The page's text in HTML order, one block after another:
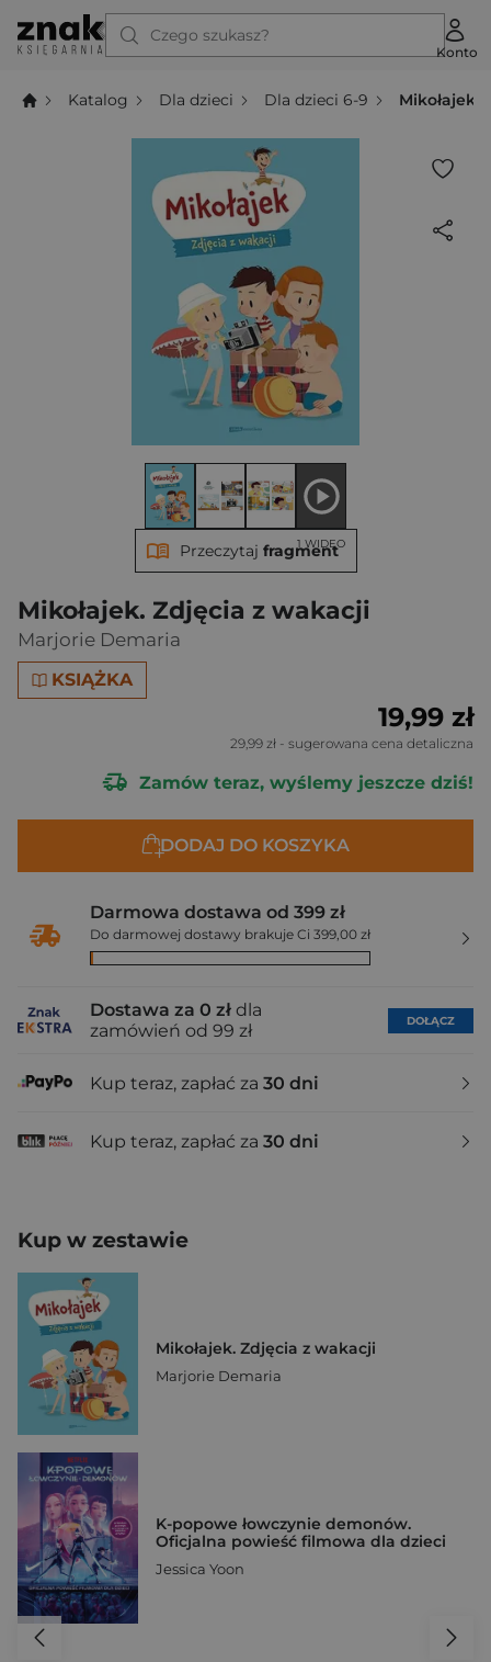
Czego szukasz?
Konto
Katalog Dla dzieci Dla dzieci 6-9 Mikołajek.
Mikołajek. Zdjęcia z wakacji
Marjorie Demaria
KSIĄŻKA
1 WIDEO
Przeczytaj fragment
19,99 zł
29,99 zł - sugerowana cena detaliczna
Zamów teraz, wyślemy jeszcze dziś!
DODAJ DO KOSZYKA
Darmowa dostawa od 399 zł
Do darmowej dostawy brakuje Ci 399,00 zł
Dostawa za 0 zł dla
zamówień od 99 zł
DOŁĄCZ
Kup teraz, zapłać za 30 dni
Kup teraz, zapłać za 30 dni
Kup w zestawie
Mikołajek. Zdjęcia z wakacji
Marjorie Demaria
K-popowe łowczynie demonów.
Oficjalna powieść filmowa dla dzieci
Jessica Yoon